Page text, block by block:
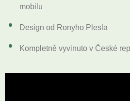
mobilu
Design od Ronyho Plesla
Kompletně vyvinuto v České